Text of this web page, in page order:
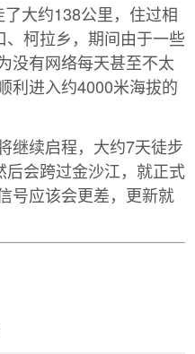
大约138公里，住过相
柯拉乡，期间由于一些
没有网络每天甚至不太
利进入约4000米海拔的
继续启程，大约7天徒步
会跨过金沙江，就正式
号应该会更差，更新就